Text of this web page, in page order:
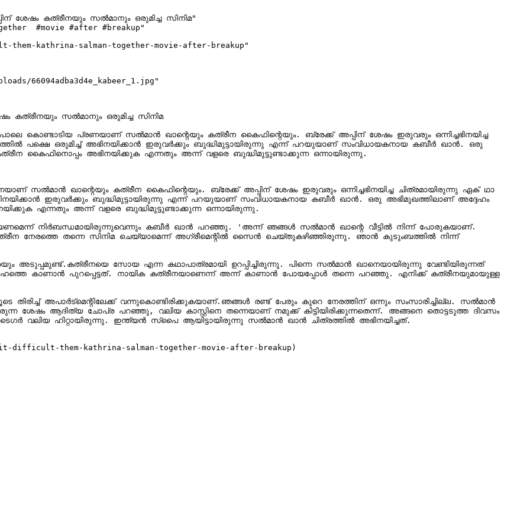
ശേഷം കത്രീനയും സല്‍മാനും ഒരുമിച്ച സിനിമ"
#movie #after #breakup"
kathrina-salman-together-movie-after-breakup"
66094adba3d4e_kabeer_1.jpg"
കത്രീനയും സല്‍മാനും ഒരുമിച്ച സിനിമ
കൊണ്ടാടിയ പ്രണയാണ് സല്‍മാന്‍ ഖാന്റെയും കത്രീന കൈഫിന്റെയും. ബ്രേക്ക് അപ്പിന് ശേഷം ഇരുവരും ഒന്നിച്ചഭിനയിച്ച
കൈഫിനൊപ്പം അഭിനയിക്കുക എന്നതും അന്ന് വളരെ ബുദ്ധിമുട്ടുണ്ടാക്കുന്ന ഒന്നായിരുന്നു.
സല്‍മാന്‍ ഖാന്റെയും കത്രീന കൈഫിന്റെയും. ബ്രേക്ക് അപ്പിന് ശേഷം ഇരുവരും ഒന്നിച്ചഭിനയിച്ച ചിത്രമായിരുന്നു ഏക് ഥാ
എന്നതും അന്ന് വളരെ ബുദ്ധിമുട്ടുണ്ടാക്കുന്ന ഒന്നായിരുന്നു.
നിര്‍ബന്ധമായിരുന്നുവെന്നും കബീര്‍ ഖാന്‍ പറഞ്ഞു. 'അന്ന് ഞങ്ങള്‍ സല്‍മാന്‍ ഖാന്റെ വീട്ടില്‍ നിന്ന് പോരുകയാണ്.
നേരത്തെ തന്നെ സിനിമ ചെയ്യാമെന്ന് അഗ്രീമെന്റില്‍ സൈന്‍ ചെയ്തുകഴിഞ്ഞിരുന്നു. ഞാന്‍ കുടുംബത്തില്‍ നിന്ന്
അടുപ്പമുണ്ട്.കത്രീനയെ സോയ എന്ന കഥാപാത്രമായി ഉറപ്പിച്ചിരുന്നു. പിന്നെ സല്‍മാന്‍ ഖാനെയായിരുന്നു വേണ്ടിയിരുന്നത്
കാണാന്‍ പുറപ്പെട്ടത്. നായിക കത്രീനയാണെന്ന് അന്ന് കാണാന്‍ പോയപ്പോള്‍ തന്നെ പറഞ്ഞു. എനിക്ക് കത്രീനയുമായുള്ള
ഒന്നും സംസാരിച്ചില്ല. സല്‍മാന്‍
ശേഷം ആദിത്യ ചോപ്ര പറഞ്ഞു, വലിയ കാസ്റ്റിനെ തന്നെയാണ് നമുക്ക് കിട്ടിയിരിക്കുന്നതെന്ന്. അങ്ങനെ തൊട്ടടുത്ത ദിവസം
ആയിട്ടായിരുന്നു സല്‍മാന്‍ ഖാന്‍ ചിത്രത്തില്‍ അഭിനയിച്ചത്.
difficult-them-kathrina-salman-together-movie-after-breakup)